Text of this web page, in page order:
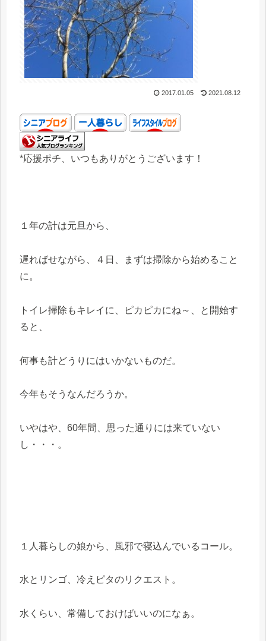
2017.01.05 2021.08.12
*応援ポチ、いつもありがとうございます！
１年の計は元旦から、
遅ればせながら、４日、まずは掃除から始めること
に。
トイレ掃除もキレイに、ピカピカにね～、と開始す
ると、
何事も計どうりにはいかないものだ。
今年もそうなんだろうか。
いやはや、60年間、思った通りには来ていない
し・・・。
１人暮らしの娘から、風邪で寝込んでいるコール。
水とリンゴ、冷えピタのリクエスト。
水くらい、常備しておけばいいのになぁ。